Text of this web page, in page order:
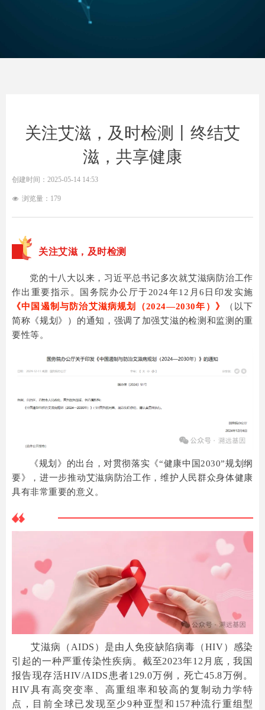
关注艾滋，及时检测丨终结艾
滋，共享健康
关注艾滋，及时检测
党的十八大以来，习近平总书记多次就艾滋病防治工作
作出重要指示。国务院办公厅于2024年12月6日印发实施
《中国遏制与防治艾滋病规划（2024—2030年）》
（以下
简称《规划》）的通知， 强调了加强艾滋的检测和监测的重
要性等。
《规划》的出台，对贯彻落实《“健康中国2030”规划纲
要》，进一步推动艾滋病防治工作，维护人民群众身体健康
具有非常重要的意义。
艾滋病（AIDS）是由人免疫缺陷病毒（HIV）感染
引起的一种严重传染性疾病。截至2023年12月底，我国
报告现存活HIV/AIDS患者129.0万例，死亡45.8万例。
HIV具有高突变率、高重组率和较高的复制动力学特
点，目前全球已发现至少9种亚型和157种流行重组型
创建时间： 2025-05-14 14:53
넶 浏览量： 179